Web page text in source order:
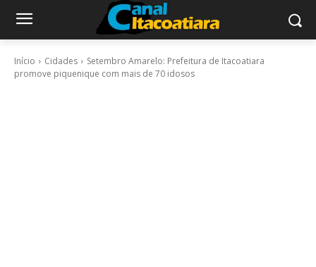
Início Cidades
Setembro Amarelo: Prefeitura de Itacoatiara
promove piquenique com mais de 70 idosos